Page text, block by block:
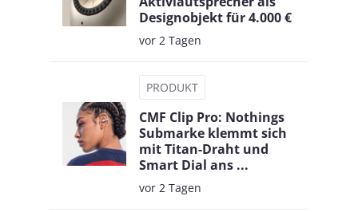
Designobjekt für 4.000 €
vor 2 Tagen
PRODUKT
CMF Clip Pro: Nothings
Submarke klemmt sich
mit Titan-Draht und
Smart Dial ans ...
vor 2 Tagen